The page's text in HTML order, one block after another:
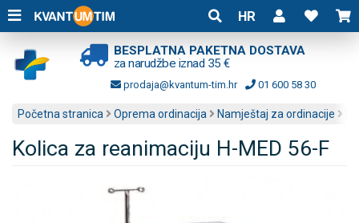
HR
BESPLATNA PAKETNA DOSTAVA
za narudžbe iznad 35 €
prodaja@kvantum-tim.hr 01 600 58 30
Početna stranica Oprema ordinacija Namještaj za ordinacije
Kolica za reanimaciju H-MED 56-F